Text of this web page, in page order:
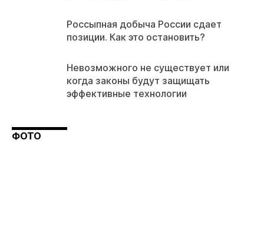
Россыпная добыча России сдает
позиции. Как это остановить?
Невозможного не существует или
когда законы будут защищать
эффективные технологии
ФОТО